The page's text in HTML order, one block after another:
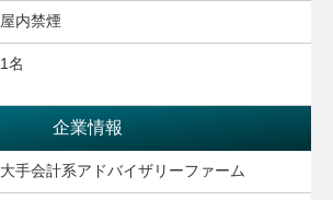
屋内禁煙
1名
企業情報
大手会計系アドバイザリーファーム